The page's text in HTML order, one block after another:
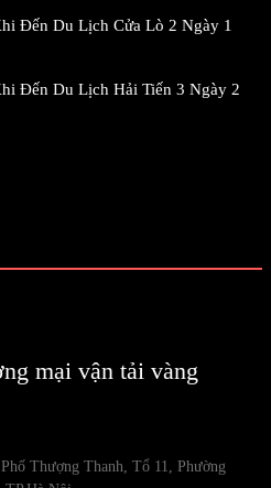
Đến Du Lịch Cửa Lò 2 Ngày 1
Đến Du Lịch Hải Tiến 3 Ngày 2
mại vận tải vàng
Thượng Thanh, Tổ 11, Phường